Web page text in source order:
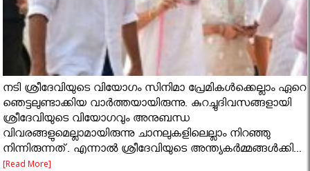
നടി ശ്രീദേവിയുടെ വിയോഗം സിനിമാ പ്രേമികള്‍ക്കെല്ലാം ഏറെ
ഞെട്ടലുണ്ടാക്കിയ വാർത്തയായിരുന്നു. കുറച്ചുദിവസങ്ങളായി
ശ്രീദേവിയുടെ വിയോഗവും അനുബന്ധ
വിവരങ്ങളുമെല്ലാമായിരുന്നു ചാനലുകളിലെല്ലാം നിറഞ്ഞു
നിന്നിരുന്നത്. എന്നാൽ ശ്രീദേവിയുടെ അന്ത്യകർമ്മങ്ങൾക്കി...
[Read More]